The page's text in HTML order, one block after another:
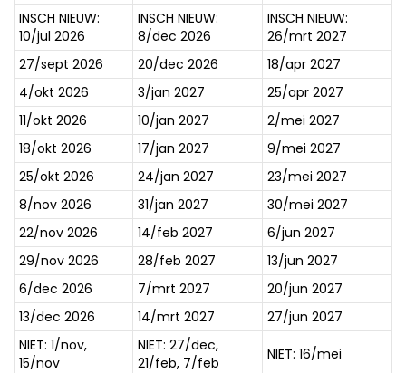
INSCH NIEUW:
10/jul 2026
INSCH NIEUW:
8/dec 2026
INSCH NIEUW:
26/mrt 2027
27/sept 2026
20/dec 2026
18/apr 2027
4/okt 2026
3/jan 2027
25/apr 2027
11/okt 2026
10/jan 2027
2/mei 2027
18/okt 2026
17/jan 2027
9/mei 2027
25/okt 2026
24/jan 2027
23/mei 2027
8/nov 2026
31/jan 2027
30/mei 2027
22/nov 2026
14/feb 2027
6/jun 2027
29/nov 2026
28/feb 2027
13/jun 2027
6/dec 2026
7/mrt 2027
20/jun 2027
13/dec 2026
14/mrt 2027
27/jun 2027
NIET: 1/nov,
15/nov
NIET: 27/dec,
21/feb, 7/feb
NIET: 16/mei